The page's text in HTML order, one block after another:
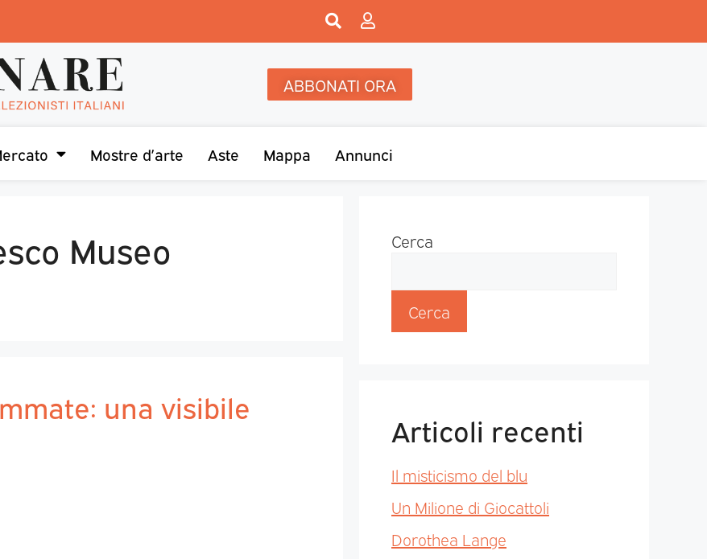
ABBONATI ORA
Mostre d’arte Aste Mappa Annunci
Museo
una visibile
Cerca
Cerca
Articoli recenti
Il misticismo del blu
Un Milione di Giocattoli
Dorothea Lange